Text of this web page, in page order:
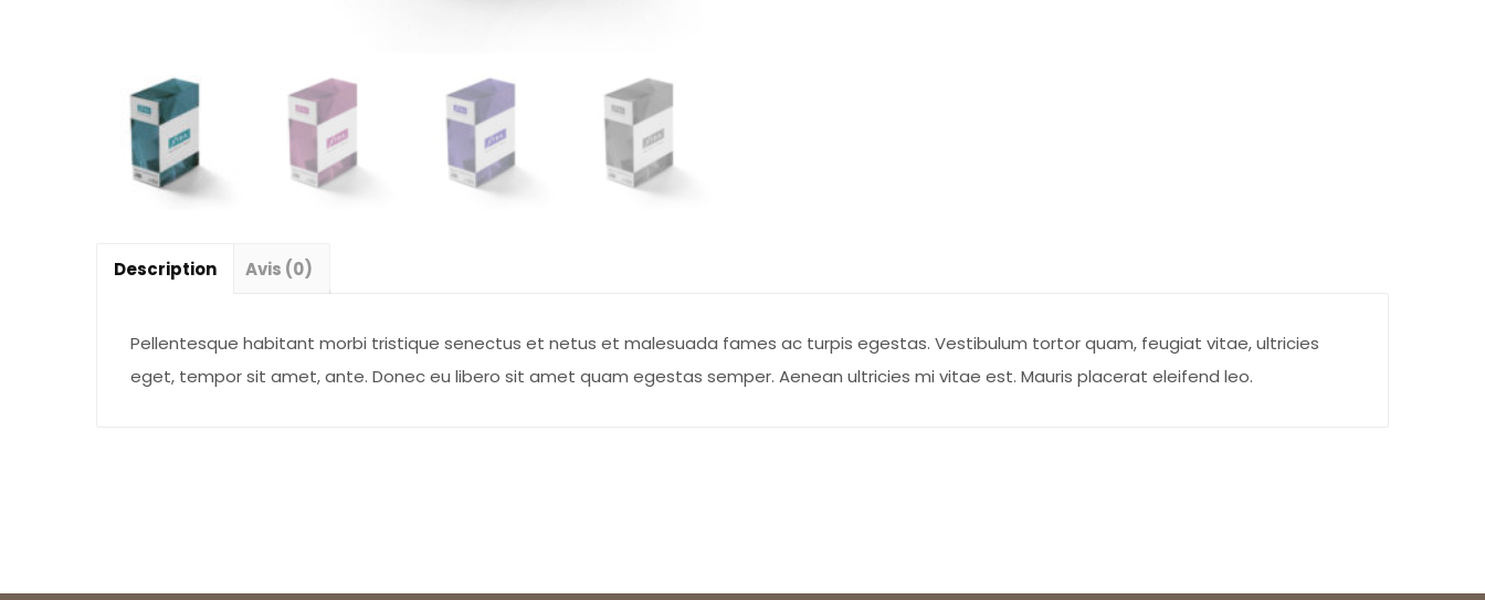
Description Avis (0)
Pellentesque habitant morbi tristique senectus et netus et malesuada fames ac turpis egestas. Vestibulum tortor quam, feugiat vitae, ultricies
eget, tempor sit amet, ante. Donec eu libero sit amet quam egestas semper. Aenean ultricies mi vitae est. Mauris placerat eleifend leo.